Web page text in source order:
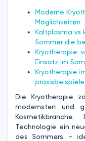
Moderne
Möglichkeiten
Kaltplasma vs
Sommer die
Kryotherapie:
Einsatz im
Kryotherapie
Die Kryotherapie
modernsten und
Technologie ein
des Sommers –